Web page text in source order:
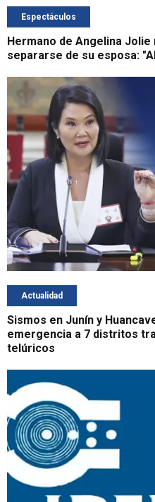
Espectáculos
Hermano de Angelina
separarse de su esposa:
Actualidad
Sismos en Junín y
emergencia a 7 distritos
telúricos